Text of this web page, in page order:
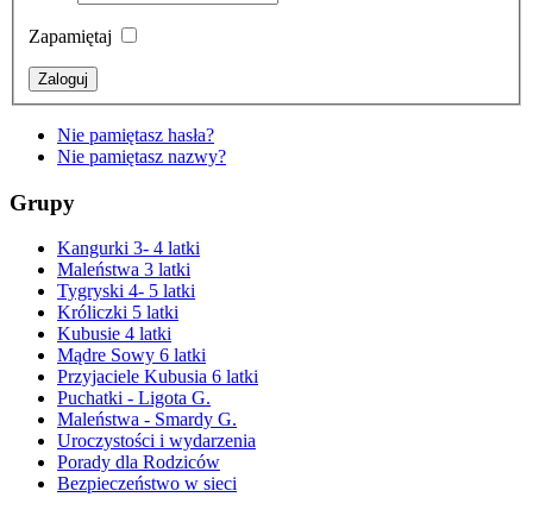
Zapamiętaj
Nie pamiętasz hasła?
Nie pamiętasz nazwy?
Grupy
Kangurki 3- 4 latki
Maleństwa 3 latki
Tygryski 4- 5 latki
Króliczki 5 latki
Kubusie 4 latki
Mądre Sowy 6 latki
Przyjaciele Kubusia 6 latki
Puchatki - Ligota G.
Maleństwa - Smardy G.
Uroczystości i wydarzenia
Porady dla Rodziców
Bezpieczeństwo w sieci